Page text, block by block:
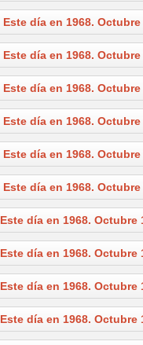
Este día en 1968. Octubre
Este día en 1968. Octubre
Este día en 1968. Octubre
Este día en 1968. Octubre
Este día en 1968. Octubre
Este día en 1968. Octubre
Este día en 1968. Octubre
Este día en 1968. Octubre
Este día en 1968. Octubre
Este día en 1968. Octubre